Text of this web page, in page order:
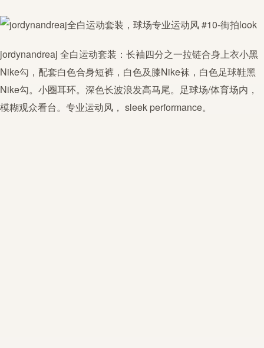
jordynandreaj 全白运动套装：长袖四分之一拉链合身上衣小黑
Nike勾，配套白色合身短裤，白色及膝Nike袜，白色足球鞋黑
Nike勾。小圈耳环。深色长波浪发高马尾。 足球场/体育场内，
模糊观众看台。专业运动风， sleek performance。